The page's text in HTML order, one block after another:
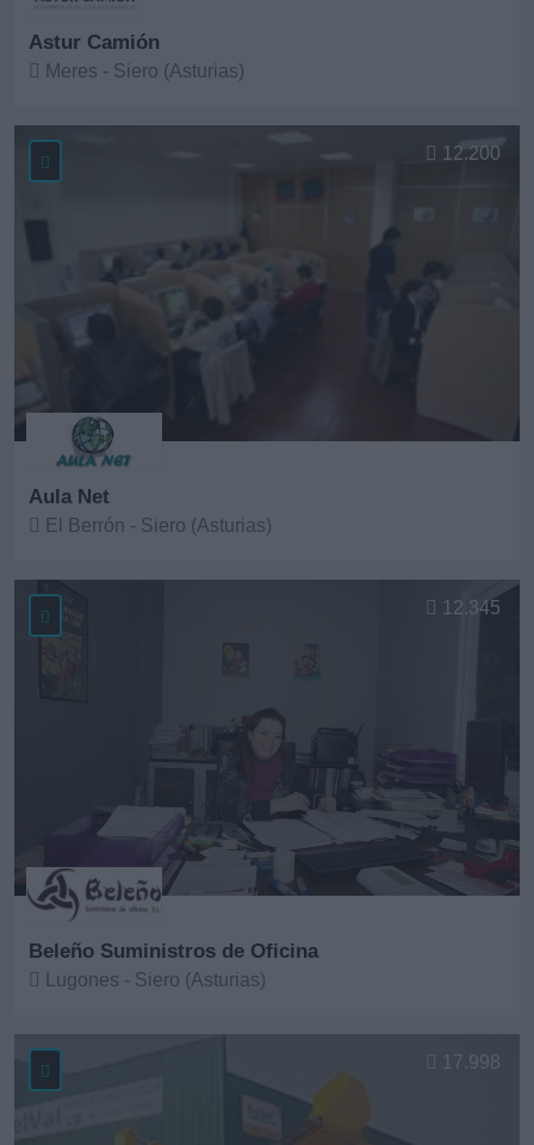
Astur Camión
Meres - Siero (Asturias)
Aula Net
El Berrón - Siero (Asturias)
12.200
Beleño Suministros de Oficina
Lugones - Siero (Asturias)
12.345
17.998